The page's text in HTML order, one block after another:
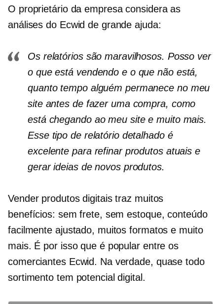
O proprietário da empresa considera as
análises do Ecwid de grande ajuda:
Os relatórios são maravilhosos. Posso ver
o que está vendendo e o que não está,
quanto tempo alguém permanece no meu
site antes de fazer uma compra, como
está chegando ao meu site e muito mais.
Esse tipo de relatório detalhado é
excelente para refinar produtos atuais e
gerar ideias de novos produtos.
Vender produtos digitais traz muitos
benefícios: sem frete, sem estoque, conteúdo
facilmente ajustado, muitos formatos e muito
mais. É por isso que é popular entre os
comerciantes Ecwid. Na verdade, quase todo
sortimento tem potencial digital.